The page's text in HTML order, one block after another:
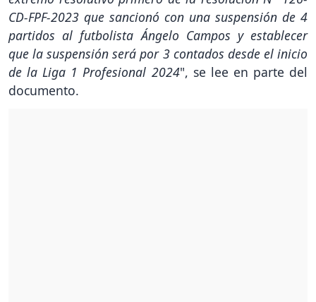
CD-FPF-2023 que sancionó con una suspensión de 4
partidos al futbolista Ángelo Campos y establecer
que la suspensión será por 3 contados desde el inicio
de la Liga 1 Profesional 2024", se lee en parte del
documento.